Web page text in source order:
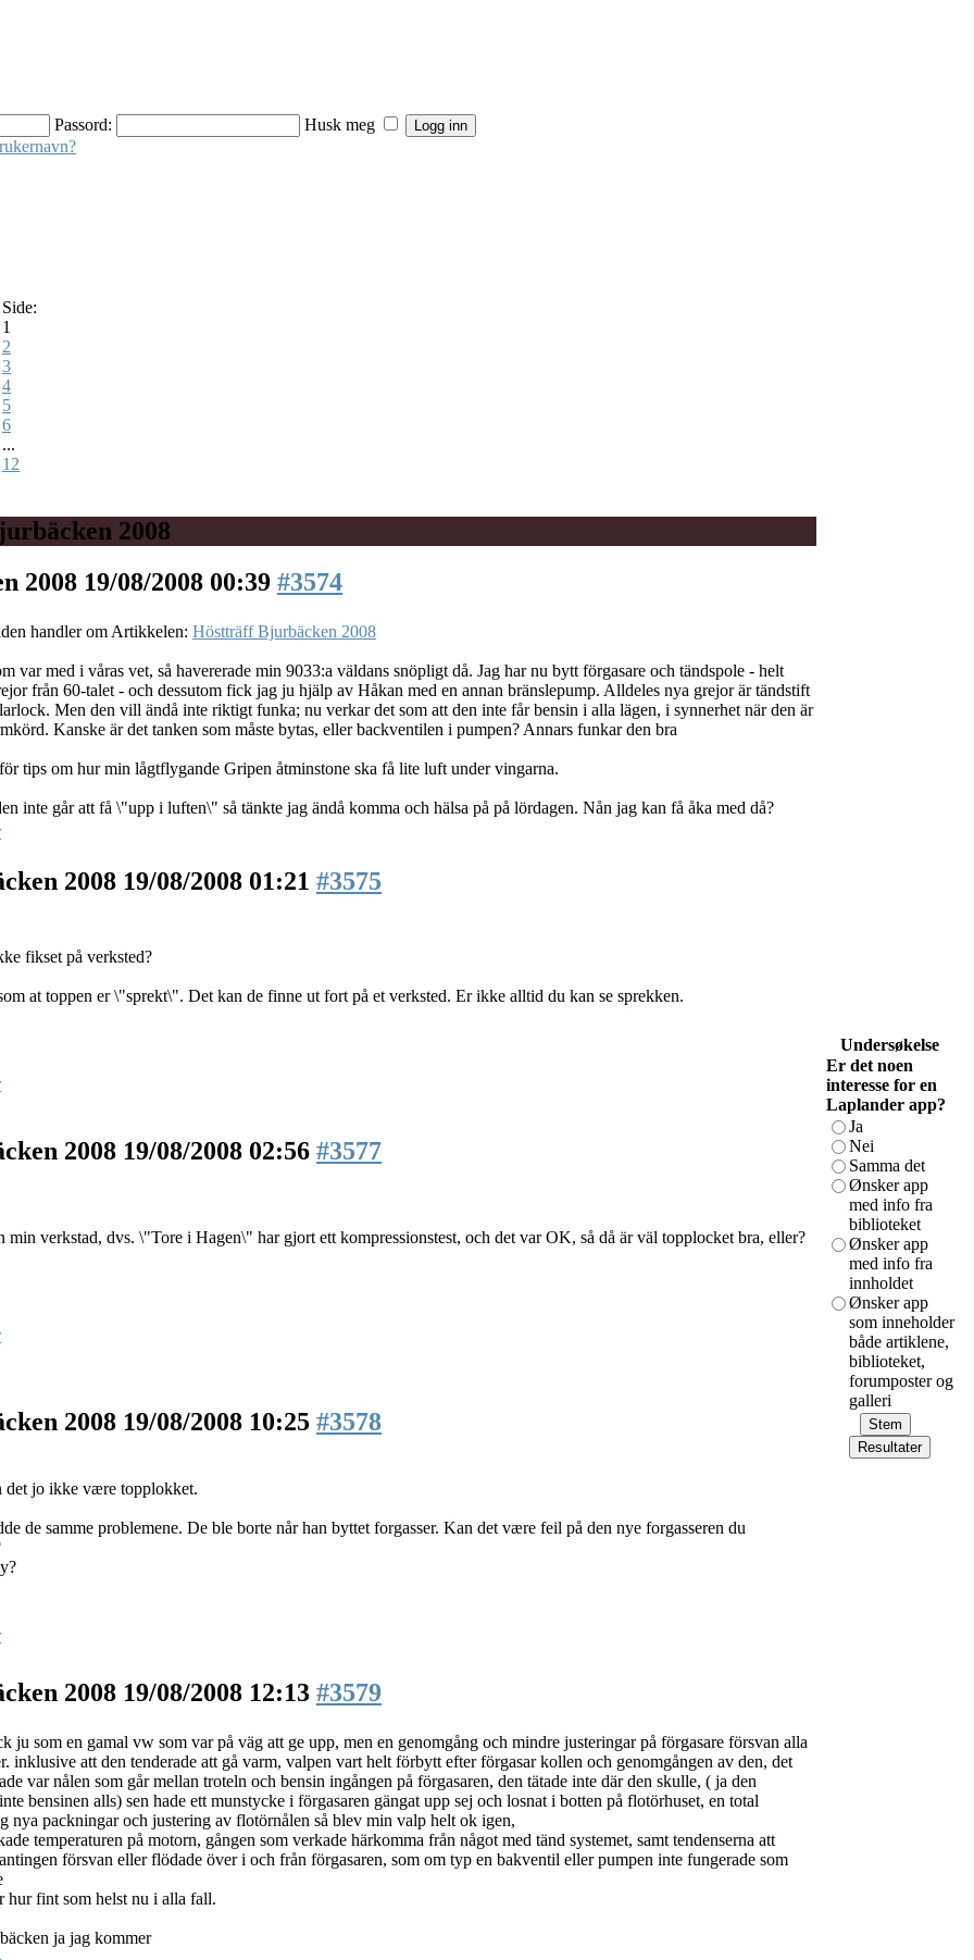
Passord:
Husk meg
Side:
1
2
3
4
5
6
...
12
2008
2008 19/08/2008 00:39 #3574
handler om Artikkelen: Höstträff Bjurbäcken 2008
var med i våras vet, så havererade min 9033:a väldans snöpligt då. Jag har nu bytt förgasare och tändspole - helt
från 60-talet - och dessutom fick jag ju hjälp av Håkan med en annan bränslepump. Alldeles nya grejor är tändstift
Men den vill ändå inte riktigt funka; nu verkar det som att den inte får bensin i alla lägen, i synnerhet när den är
Kanske är det tanken som måste bytas, eller backventilen i pumpen? Annars funkar den bra
tips om hur min lågtflygande Gripen åtminstone ska få lite luft under vingarna.
inte går att få \"upp i luften\" så tänkte jag ändå komma och hälsa på på lördagen. Nån jag kan få åka med då?
2008 19/08/2008 01:21 #3575
fikset på verksted?
at toppen er \"sprekt\". Det kan de finne ut fort på et verksted. Er ikke alltid du kan se sprekken.
2008 19/08/2008 02:56 #3577
min verkstad, dvs. \"Tore i Hagen\" har gjort ett kompressionstest, och det var OK, så då är väl topplocket bra, eller?
2008 19/08/2008 10:25 #3578
det jo ikke være topplokket.
de samme problemene. De ble borte når han byttet forgasser. Kan det være feil på den nye forgasseren du
2008 19/08/2008 12:13 #3579
ju som en gamal vw som var på väg att ge upp, men en genomgång och mindre justeringar på förgasare försvan alla
inklusive att den tenderade att gå varm, valpen vart helt förbytt efter förgasar kollen och genomgången av den, det
var nålen som går mellan troteln och bensin ingången på förgasaren, den tätade inte där den skulle, ( ja den
bensinen alls) sen hade ett munstycke i förgasaren gängat upp sej och losnat i botten på flotörhuset, en total
nya packningar och justering av flotörnålen så blev min valp helt ok igen,
temperaturen på motorn, gången som verkade härkomma från något med tänd systemet, samt tendenserna att
försvan eller flödade över i och från förgasaren, som om typ en bakventil eller pumpen inte fungerade som
hur fint som helst nu i alla fall.
ja jag kommer
Undersøkelse
Er det noen
interesse for en
Laplander app?
Ja
Nei
Samma det
Ønsker app
med info fra
biblioteket
Ønsker app
med info fra
innholdet
Ønsker app
som inneholder
både artiklene,
biblioteket,
forumposter og
galleri